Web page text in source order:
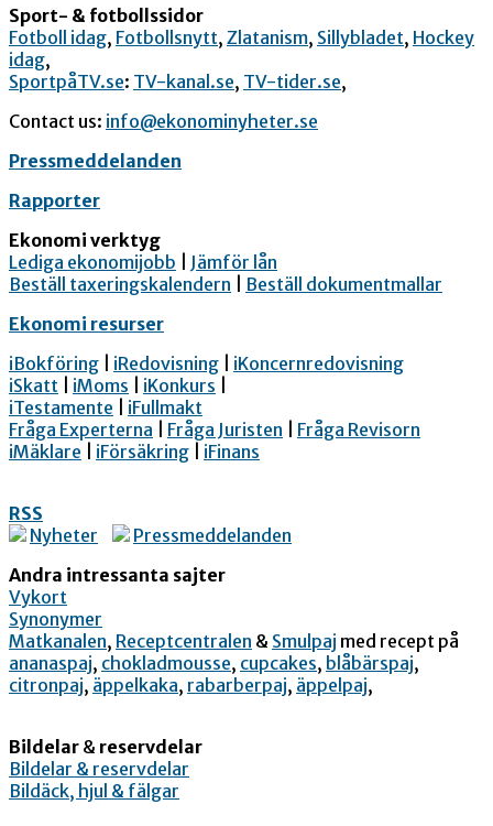
Sport- & fotbollssidor
Fotboll idag, Fotbollsnytt, Zlatanism, Sillybladet, Hockey
idag,
SportpåTV.se: TV-kanal.se, TV-tider.se,
Contact us: info@ekonominyheter.se
Pressmeddelanden
Rapporter
Ekonomi verktyg
Lediga ekonomijobb
Jämför lån
Beställ taxeringskalendern
Beställ dokumentmallar
Ekonomi resurser
iBokföring
iRedovisning
iKoncernredovisning
iSkatt
iMoms iKonkurs
iTestamente
iFullmakt
Fråga Experterna
Fråga Juristen
Fråga Revisorn
iMäklare
iFörsäkring iFinans
RSS
Nyheter
Pressmeddelanden
Andra intressanta sajter
Vykort
Synonymer
Matkanalen, Receptcentralen & Smulpaj med recept på
ananaspaj, chokladmousse, cupcakes, blåbärspaj,
citronpaj, äppelkaka, rabarberpaj, äppelpaj,
Bildelar & reservdelar
Bildelar & reservdelar
Bildäck, hjul & fälgar